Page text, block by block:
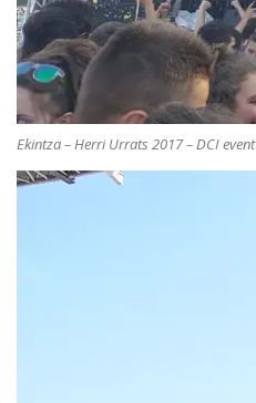
Ekintza – Herri Urrats 2017 – DCI event